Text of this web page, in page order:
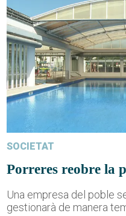
SOCIETAT
Porreres reobre la
Una empresa del poble
gestionarà de manera